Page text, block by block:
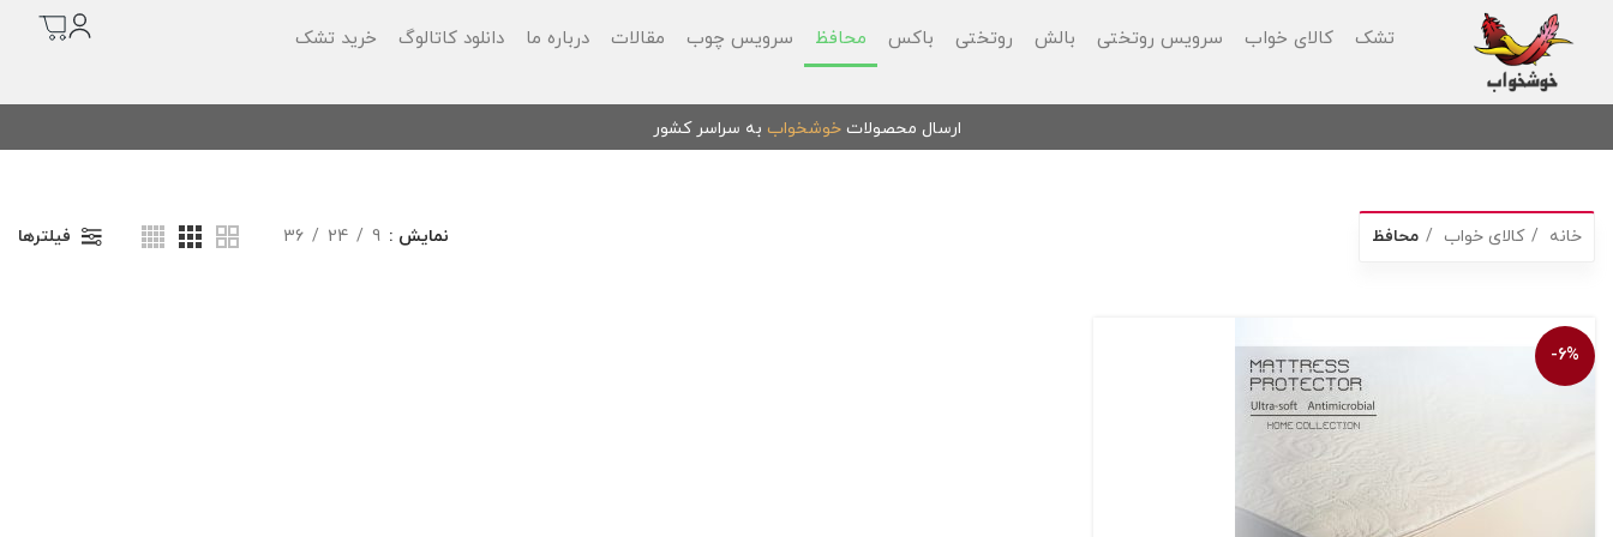
تشک کالای خواب سرویس روتختی بالش روتختی باکس محافظ سرویس چوب مقالات درباره ما دانلود کاتالوگ خرید تشک
ارسال محصولاتخوشخواب به سراسر کشور
خانه کالای خواب محافظ نمایش 9
24
36 فیلترها
-6%